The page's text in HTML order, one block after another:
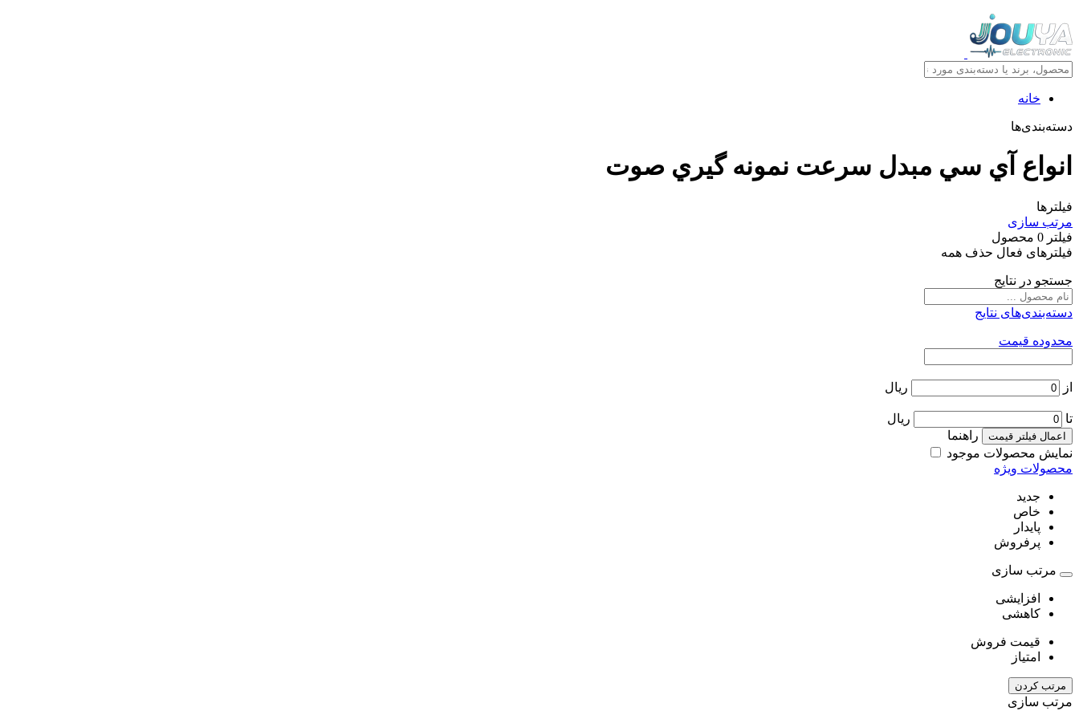
خانه
دسته‌بندی‌ها
انواع آي سي مبدل سرعت نمونه گيري صوت
فیلترها
مرتب سازی
فیلتر 0 محصول
فیلترهای فعال حذف همه
جستجو در نتایج
دسته‌بندی‌های نتایج
محدوده قیمت
از ریال
تا ریال
اعمال فیلتر قیمت
راهنما
نمایش محصولات موجود
محصولات ویژه
جدید
خاص
پایدار
پرفروش
مرتب سازی
افزایشی
کاهشی
قیمت فروش
امتیاز
مرتب کردن
مرتب سازی